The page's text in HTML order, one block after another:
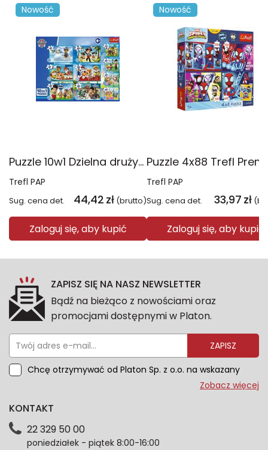
Nowość
Puzzle 10w1 Dzielna drużyna Psiego Patrolu 96012
Trefl PAP
Sug. cena det. 44,42 zł (brutto)
Zaloguj się, aby kupić
Nowość
Trefl PAP
Sug. cena det. 33,97 zł
Zaloguj się, aby kupić
ZAPISZ SIĘ NA NASZ NEWSLETTER
Bądź na bieżąco z nowościami oraz
promocjami dostępnymi w Platon.
ZAPISZ
Chcę otrzymywać od Platon Sp. z o.o. na wskazany
przeze mnie adres e-mail informacje marketingowe
dotyczące danych osobowych znajdziesz w naszej
każdym czasie. Wycofanie zgody nie wpłynie na
zgodność z prawem przetwarzania dokonanego przed
Zobacz więcej
KONTAKT
22 329 50 00
poniedziałek - piątek 8:00-16:00